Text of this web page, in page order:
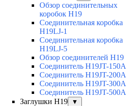
Обзор соединительных
коробок H19
Соединительная коробка
H19LJ-1
Соединительная коробка
H19LJ-5
Обзор соединителей H19
Соединитель H19JT-150A
Соединитель H19JT-200A
Соединитель H19JT-300A
Соединитель H19JT-500A
Заглушки H19
▼